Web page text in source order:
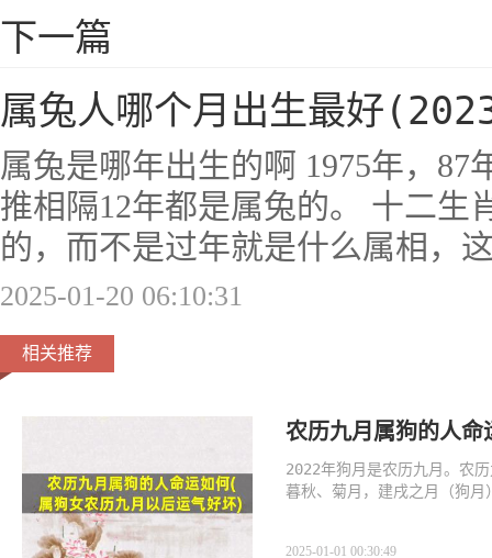
下一篇
属兔人哪个月出生最好
属兔是哪年出生的啊 1975年，87
推相隔12年都是属兔的。 十二生
的，而不是过年就是什么属相，
2025-01-20 06:10:31
相关推荐
农历九月属狗的人
2022年狗月是农历九月。农
暮秋、菊月，建戌之月（狗
2025-01-01 00:30:49